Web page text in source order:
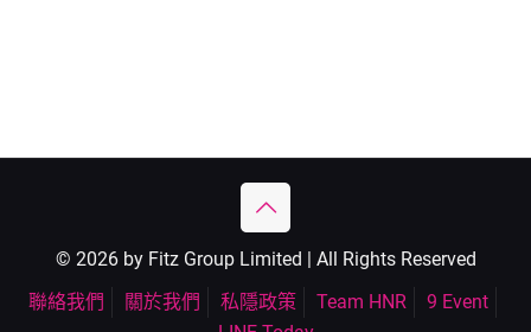
© 2026 by Fitz Group Limited | All Rights Reserved
聯絡我們
關於我們 私隱政策 Team HNR
9 Event